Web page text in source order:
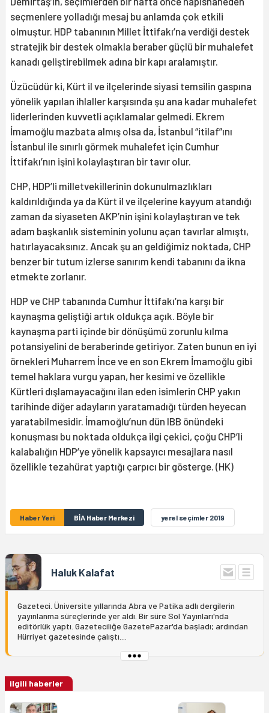
seçmenlere yolladığı mesaj bu anlamda çok etkili
olmuştur. HDP tabanının Millet İttifakı’na verdiği destek
stratejik bir destek olmakla beraber güçlü bir muhalefet
kanadı geliştirebilmek adına bir kapı aralamıştır.
Üzücüdür ki, Kürt il ve ilçelerinde siyasi temsilin gaspına
yönelik yapılan ihlaller karşısında şu ana kadar muhalefet
liderlerinden kuvvetli açıklamalar gelmedi. Ekrem
İmamoğlu mazbata almış olsa da, İstanbul “itilaf”ını
İstanbul ile sınırlı görmek muhalefet için Cumhur
İttifakı’nın işini kolaylaştıran bir tavır olur.
CHP, HDP’li milletvekillerinin dokunulmazlıkları
kaldırıldığında ya da Kürt il ve ilçelerine kayyum atandığı
zaman da siyaseten AKP’nin işini kolaylaştıran ve tek
adam başkanlık sisteminin yolunu açan tavırlar almıştı,
hatırlayacaksınız. Ancak şu an geldiğimiz noktada, CHP
benzer bir tutum izlerse sanırım kendi tabanını da ikna
etmekte zorlanır.
HDP ve CHP tabanında Cumhur İttifakı’na karşı bir
kaynaşma geliştiği artık oldukça açık. Böyle bir
kaynaşma parti içinde bir dönüşümü zorunlu kılma
potansiyelini de beraberinde getiriyor. Zaten bunun en iyi
örnekleri Muharrem İnce ve en son Ekrem İmamoğlu gibi
temel haklara vurgu yapan, her kesimi ve özellikle
Kürtleri dışlamayacağını ilan eden isimlerin CHP yakın
tarihinde diğer adayların yaratamadığı türden heyecan
yaratabilmesidir. İmamoğlu’nun dün IBB önündeki
konuşması bu noktada oldukça ilgi çekici, çoğu CHP’li
kalabalığın HDP’ye yönelik kapsayıcı mesajlara nasıl
özellikle tezahürat yaptığı çarpıcı bir gösterge. (HK)
Haber Yeri BİA Haber Merkezi yerel seçimler 2019
Haluk Kalafat
Gazeteci. Üniversite yıllarında Abra ve Patika adlı dergilerin
yayınlanma süreçlerinde yer aldı. Bir süre Sol Yayınları'nda
editörlük yaptı. Gazeteciliğe GazetePazar'da başladı; ardından
Hürriyet gazetesinde çalıştı....
ilgili haberler